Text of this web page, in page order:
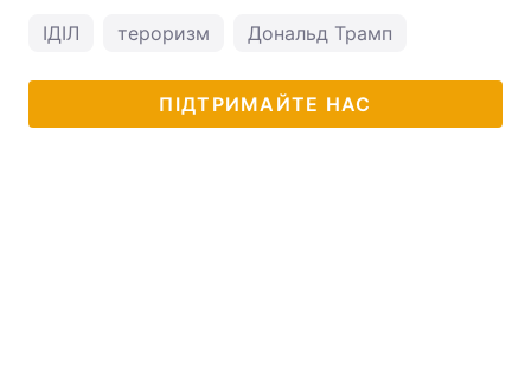
ІДІЛ тероризм Дональд Трамп
ПІДТРИМАЙТЕ НАС